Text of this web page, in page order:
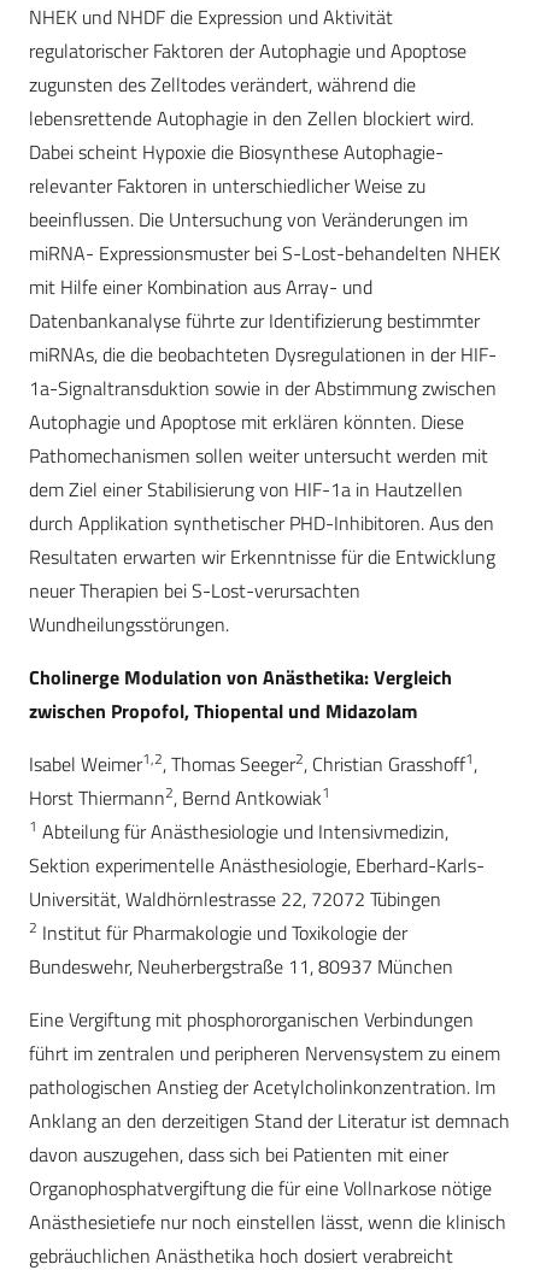
NHEK und NHDF die Expression und Aktivität
regulatorischer Faktoren der Autophagie und Apoptose
zugunsten des Zelltodes verändert, während die
lebensrettende Autophagie in den Zellen blockiert wird.
Dabei scheint Hypoxie die Biosynthese Autophagie-
relevanter Faktoren in unterschiedlicher Weise zu
beeinflussen. Die Untersuchung von Veränderungen im
miRNA- Expressionsmuster bei S-Lost-behandelten NHEK
mit Hilfe einer Kombination aus Array- und
Datenbankanalyse führte zur Identifizierung bestimmter
miRNAs, die die beobachteten Dysregulationen in der HIF-
1a-Signaltransduktion sowie in der Abstimmung zwischen
Autophagie und Apoptose mit erklären könnten. Diese
Pathomechanismen sollen weiter untersucht werden mit
dem Ziel einer Stabilisierung von HIF-1a in Hautzellen
durch Applikation synthetischer PHD-Inhibitoren. Aus den
Resultaten erwarten wir Erkenntnisse für die Entwicklung
neuer Therapien bei S-Lost-verursachten
Wundheilungsstörungen.
Cholinerge Modulation von Anästhetika: Vergleich
zwischen Propofol, Thiopental und Midazolam
Isabel Weimer1,2, Thomas Seeger2, Christian Grasshoff1,
Horst Thiermann2, Bernd Antkowiak1
1 Abteilung für Anästhesiologie und Intensivmedizin,
Sektion experimentelle Anästhesiologie, Eberhard-Karls-
Universität, Waldhörnlestrasse 22, 72072 Tübingen
2 Institut für Pharmakologie und Toxikologie der
Bundeswehr, Neuherbergstraße 11, 80937 München
Eine Vergiftung mit phosphororganischen Verbindungen
führt im zentralen und peripheren Nervensystem zu einem
pathologischen Anstieg der Acetylcholinkonzentration. Im
Anklang an den derzeitigen Stand der Literatur ist demnach
davon auszugehen, dass sich bei Patienten mit einer
Organophosphatvergiftung die für eine Vollnarkose nötige
Anästhesietiefe nur noch einstellen lässt, wenn die klinisch
gebräuchlichen Anästhetika hoch dosiert verabreicht